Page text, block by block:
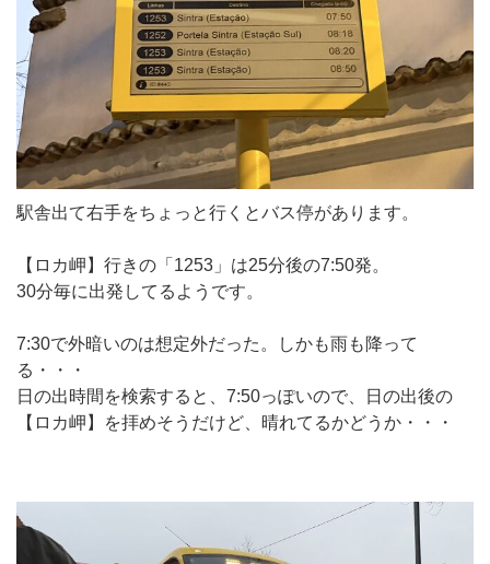
駅舎出て右手をちょっと行くとバス停があります。
【ロカ岬】行きの「1253」は25分後の7:50発。
30分毎に出発してるようです。
7:30で外暗いのは想定外だった。しかも雨も降って
る・・・
日の出時間を検索すると、7:50っぽいので、日の出後の
【ロカ岬】を拝めそうだけど、晴れてるかどうか・・・